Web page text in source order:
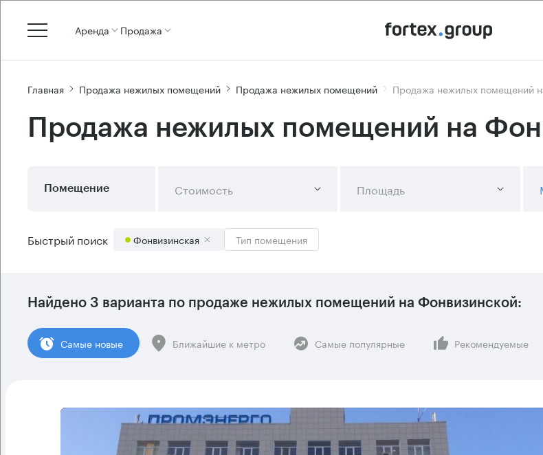
Аренда Продажа
Главная Продажа нежилых помещений Продажа нежилых помещений Продажа нежилых помещений
Продажа нежилых помещений на
Помещение Стоимость Площадь
Быстрый поиск Фонвизинская Тип помещения
Найдено 3 варианта по продаже нежилых помещений на Фонвизинской:
Cамые новые Ближайшие к метро Самые популярные Рекомендуемые